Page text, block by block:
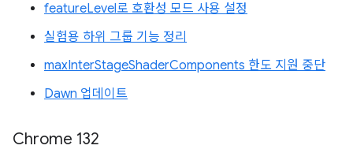
featureLevel로 호환성 모드 사용 설정
실험용 하위 그룹 기능 정리
maxInterStageShaderComponents 한도 지원 중단
Dawn 업데이트
Chrome 132